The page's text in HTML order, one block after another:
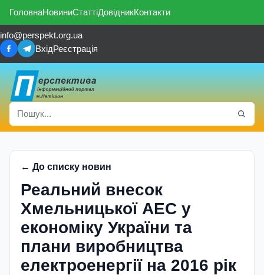
ГоловнаНовиниСтаттіДовідникКонтакти
info@perspekt.org.ua
ВхідРеєстрація
← До списку новин
Реальний внесок
Хмельницької АЕС у
економіку України та
плани виробництва
електроенергії на 2016 рік